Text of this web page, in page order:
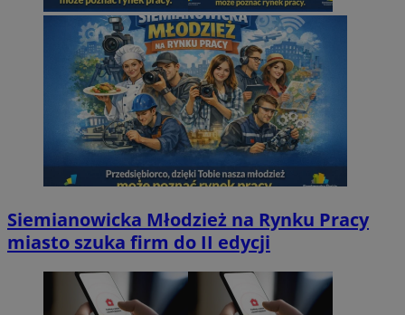
Siemianowicka Młodzież na Rynku Pracy
miasto szuka firm do II edycji